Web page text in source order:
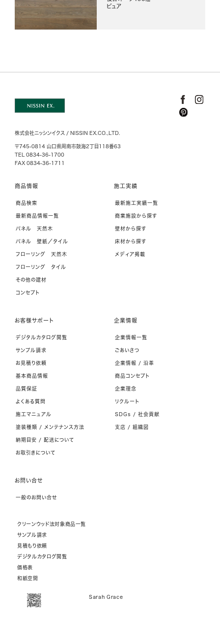
ピュア
株式会社ニッシンイクス / NISSIN EX.CO.,LTD.
〒745-0814 山口県周南市鼓海2丁目118番63
TEL 0834-36-1700
FAX 0834-36-1711
商品情報
商品検索
最新商品情報一覧
パネル 天然木
パネル 壁紙／タイル
フローリング 天然木
フローリング タイル
その他の建材
コンセプト
施工実績
最新施工実績一覧
商業施設から探す
壁材から探す
床材から探す
メディア掲載
お客様サポート
デジタルカタログ閲覧
サンプル請求
お見積り依頼
基本商品情報
品質保証
よくある質問
施工マニュアル
塗装種類 / メンテナンス方法
納期目安 / 配送について
お取引きについて
企業情報
企業情報一覧
ごあいさつ
企業情報 / 沿革
商品コンセプト
企業理念
リクルート
SDGs / 社会貢献
支店 / 組織図
お問い合せ
一般のお問い合せ
クリーンウッド法対象商品一覧
サンプル請求
見積もり依頼
デジタルカタログ閲覧
価格表
和紙空間
Sarah Grace